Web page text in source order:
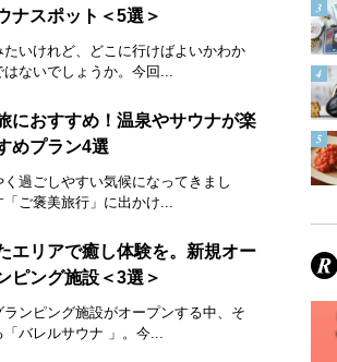
ナスポット＜5選＞
いけれど、どこに行けばよいかわか
ないでしょうか。今回...
におすすめ！温泉やサウナが楽
めプラン4選
過ごしやすい気候になってきまし
ご褒美旅行」に出かけ...
エリアで癒し体験を。新規オー
ピング施設＜3選＞
ンピング施設がオープンする中、そ
バレルサウナ 」。今...